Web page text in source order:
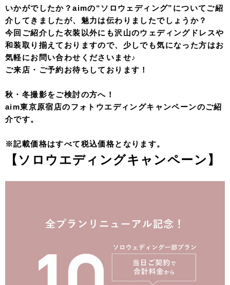
いかがでしたか？aimの“ソロウェディング”についてご紹
介してきましたが、魅力は伝わりましたでしょうか？
今回ご紹介した衣装以外にも沢山のウェディングドレスや
和装取り揃えておりますので、少しでも気になった方はお
気軽にお問い合わせくださいませ♪
ご来店・ご予約お待ちしております！
秋・冬撮影をご検討の方へ！
aim東京原宿店のフォトウエディングキャンペーンのご紹
介です。
※記載価格はすべて税込価格となります。
【ソロウエディングキャンペーン】